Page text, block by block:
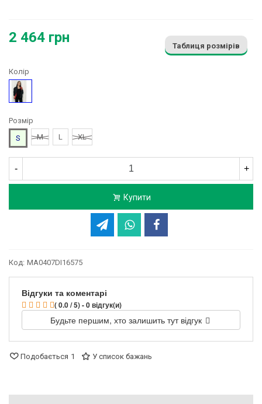
2 464 грн
Таблиця розмірів
Колір
Чорний
Розмір
S
M L XL
- +
Купити
Код: MA0407DI16575
Відгуки та коментарі
( 0.0 / 5) - 0 відгук(и)
Будьте першим, хто залишить тут відгук
Подобається 1 У список бажань